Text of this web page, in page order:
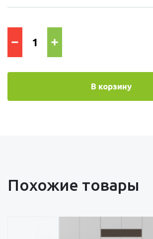
В корзину
Похожие товары